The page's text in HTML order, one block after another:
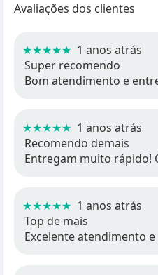
Avaliações dos clientes
★★★★★ 1 anos atrás
Super recomendo
Bom atendimento e
★★★★★ 1 anos atrás
Recomendo demais
Entregam muito rápido!
★★★★★ 1 anos atrás
Top de mais
Excelente atendimento